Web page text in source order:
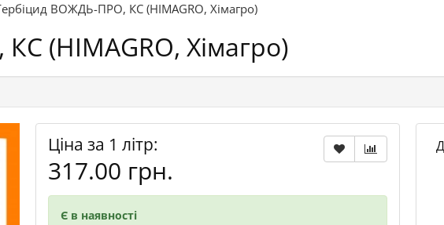
ВОЖДЬ-ПРО, КС (HIMAGRO, Хімагро)
(HIMAGRO, Хімагро)
Ціна за 1 літр:
317.00 грн.
Є в наявності